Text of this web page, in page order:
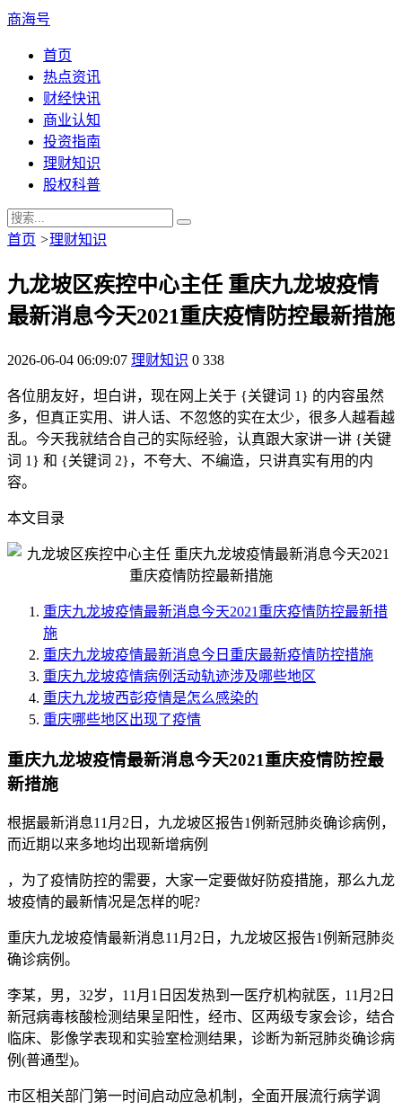
商海号
首页
热点资讯
财经快讯
商业认知
投资指南
理财知识
股权科普
首页 >理财知识
九龙坡区疾控中心主任 重庆九龙坡疫情
最新消息今天2021重庆疫情防控最新措施
2026-06-04 06:09:07 理财知识 0 338
各位朋友好，坦白讲，现在网上关于 {关键词 1} 的内容虽然
多，但真正实用、讲人话、不忽悠的实在太少，很多人越看越
乱。今天我就结合自己的实际经验，认真跟大家讲一讲 {关键
词 1} 和 {关键词 2}，不夸大、不编造，只讲真实有用的内
容。
本文目录
重庆九龙坡疫情最新消息今天2021重庆疫情防控最新措
施
重庆九龙坡疫情最新消息今日重庆最新疫情防控措施
重庆九龙坡疫情病例活动轨迹涉及哪些地区
重庆九龙坡西彭疫情是怎么感染的
重庆哪些地区出现了疫情
重庆九龙坡疫情最新消息今天2021重庆疫情防控最
新措施
根据最新消息11月2日，九龙坡区报告1例新冠肺炎确诊病例，
而近期以来多地均出现新增病例
，为了疫情防控的需要，大家一定要做好防疫措施，那么九龙
坡疫情的最新情况是怎样的呢?
重庆九龙坡疫情最新消息11月2日，九龙坡区报告1例新冠肺炎
确诊病例。
李某，男，32岁，11月1日因发热到一医疗机构就医，11月2日
新冠病毒核酸检测结果呈阳性，经市、区两级专家会诊，结合
临床、影像学表现和实验室检测结果，诊断为新冠肺炎确诊病
例(普通型)。
市区相关部门第一时间启动应急机制，全面开展流行病学调